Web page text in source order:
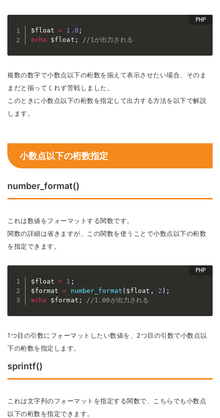
$float = 1.0 ;
echo
$float ; //1が出力される
複数の数字で小数点以下の桁数を揃えて表示させたい場合、そのま
まだと揃ってくれず苦戦しました。
このときに小数点以下の桁数を指定して出力する方法を以下で解説
します。
小数点以下の桁数指定
number_format()
これは数値をフォーマットする関数です。
関数の詳細は省きますが、この関数を使うことで小数点以下の桁数
を指定できます。
$float = 1 ;
$format
= number_format ( $float , 2 ) ;
echo
$format ; //1.00が出力される
1つ目の引数にフォーマットしたい数値を、2つ目の引数で小数点以
下の桁数を指定します。
sprintf()
これは文字列のフォーマットを指定する関数で、こちらでも小数点
以下の桁数を指定できます。